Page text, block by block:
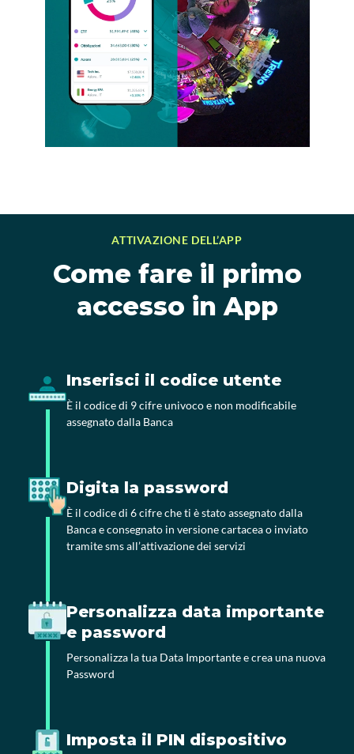
ATTIVAZIONE DELL’APP
Come fare il primo
accesso in App
Inserisci il codice utente
È il codice di 9 cifre univoco e non modificabile
assegnato dalla Banca
Digita la password
È il codice di 6 cifre che ti è stato assegnato dalla
Banca e consegnato in versione cartacea o inviato
tramite sms all’attivazione dei servizi
Personalizza data importante
e password
Personalizza la tua Data Importante e crea una nuova
Password
Imposta il PIN dispositivo